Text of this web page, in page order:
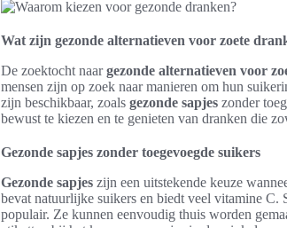
Wat zijn gezonde alternatieven voor zoete
De zoektocht naargezonde alternatieven voor
mensen zijn op zoek naar manieren om hun
zijn beschikbaar, zoals gezonde sapjes zonder
bewust te kiezen en te genieten van dranken die
Gezonde sapjes zonder toegevoegde suikers
Gezonde sapjes zijn een uitstekende keuze
bevat natuurlijke suikers en biedt veel vitamine
populair. Ze kunnen eenvoudig thuis worden